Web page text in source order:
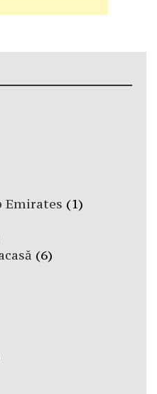
Emirates (1)
(6)